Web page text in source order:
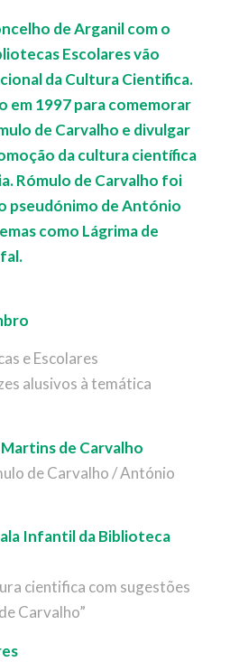
de Arganil com o
Escolares vão
da Cultura Cientifica.
em 1997 para comemorar
de Carvalho e divulgar
da cultura científica
Rómulo de Carvalho foi
pseudónimo de António
como Lágrima de
e Escolares
alusivos à temática
de Carvalho
de Carvalho / António
Infantil da Biblioteca
cientifica com sugestões
Carvalho”